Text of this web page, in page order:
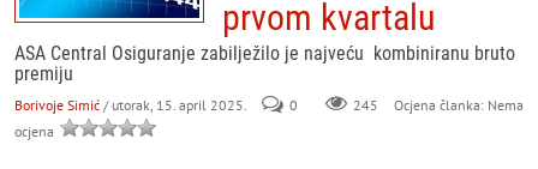
prvom kvartalu
ASA Central Osiguranje zabilježilo je najveću kombiniranu bruto
premiju
Borivoje Simić / utorak, 15. april 2025. 0 245
Ocjena članka: Nema
ocjena